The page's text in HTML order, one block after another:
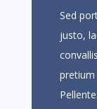
Sed
justo,
pretium